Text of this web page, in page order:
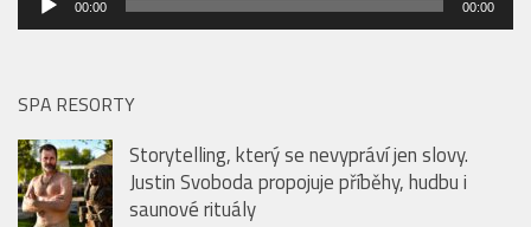
přehrávač
00:00 00:00
SPA RESORTY
Storytelling, který se nevypráví jen slovy.
Justin Svoboda propojuje příběhy, hudbu i
saunové rituály